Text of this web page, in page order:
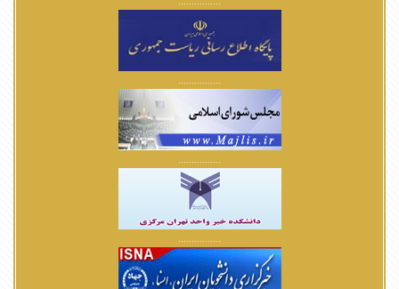
................
................
................